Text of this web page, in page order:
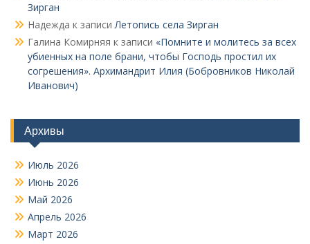
Зирган
Надежда к записиЛетопись села Зирган
Галина Комирняя к записи «Помните и молитесь за всех
убиенных на поле брани, чтобы Господь простил их
согрешения». Архимандрит Илия (Бобровников Николай
Иванович)
Архивы
Июль 2026
Июнь 2026
Май 2026
Апрель 2026
Март 2026